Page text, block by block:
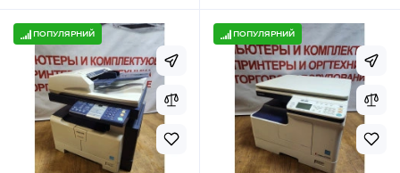
ПОПУЛЯРНИЙ ПОПУЛЯРНИЙ